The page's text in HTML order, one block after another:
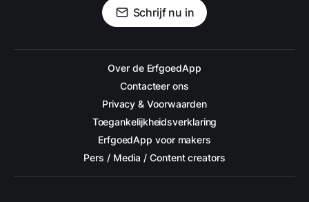
Schrijf nu in
Over de ErfgoedApp
Contacteer ons
Privacy & Voorwaarden
Toegankelijkheidsverklaring
ErfgoedApp voor makers
Pers / Media / Content creators